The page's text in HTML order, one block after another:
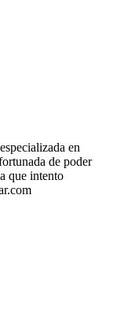
en
de poder
que intento